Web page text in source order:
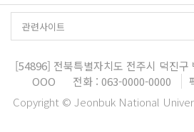
[54896] 전북특별자치도 전주시 덕진구
OOO
전화 : 063-0000-0000
Copyright © Jeonbuk National